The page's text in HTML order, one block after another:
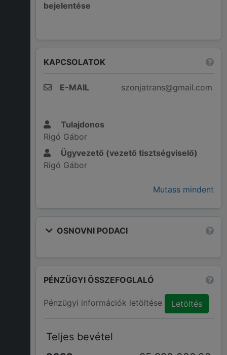
bejelentése
KAPCSOLATOK
E-MAIL szonjatrans@gmail.com
Tulajdonos
Rigó Gábor
Ügyvezető (vezető tisztségviselő)
Rigó Gábor
Mutass mindent
OSNOVNI PODACI
PÉNZÜGYI ÖSSZEFOGLALÓ
Pénzügyi információk letöltése Letöltés
Teljes bevétel